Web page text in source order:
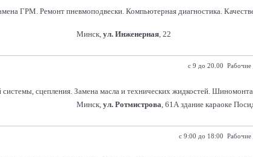
ГРМ. Ремонт пневмоподвески. Компьютерная диагностика.
Минск, ул. Инженерная, 22
с 9 до 20.00 Рабочие
сцепления. Замена масла и технических жидкостей.
Минск, ул. Ротмистрова, 61А здание караоке
с 9:00 до 18:00 Рабочие